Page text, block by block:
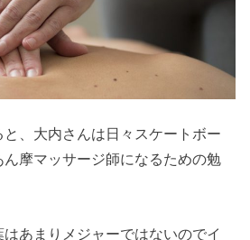
、大内さんは日々スケートボー
ん摩マッサージ師になるための勉
はあまりメジャーではないのでイ